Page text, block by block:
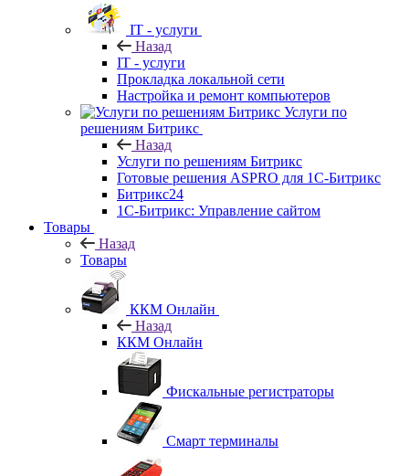
IT - услуги
Назад
IT - услуги
Прокладка локальной сети
Настройка и ремонт компьютеров
Услуги по
решениям Битрикс
Назад
Услуги по решениям Битрикс
Готовые решения ASPRO для 1С-Битрикс
Битрикс24
1С-Битрикс: Управление сайтом
Товары
Назад
Товары
ККМ Онлайн
Назад
ККМ Онлайн
Фискальные регистраторы
Смарт терминалы